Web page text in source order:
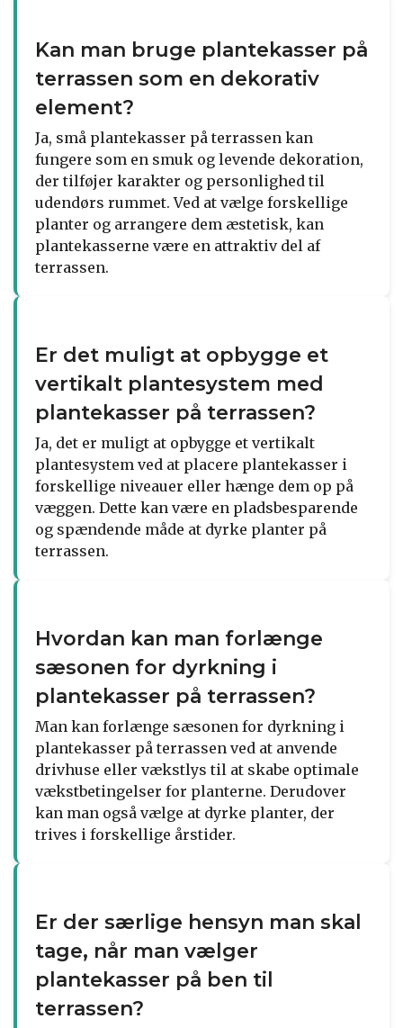
Kan man bruge plantekasser på
terrassen som en dekorativ
element?
Ja, små plantekasser på terrassen kan
fungere som en smuk og levende dekoration,
der tilføjer karakter og personlighed til
udendørs rummet. Ved at vælge forskellige
planter og arrangere dem æstetisk, kan
plantekasserne være en attraktiv del af
terrassen.
Er det muligt at opbygge et
vertikalt plantesystem med
plantekasser på terrassen?
Ja, det er muligt at opbygge et vertikalt
plantesystem ved at placere plantekasser i
forskellige niveauer eller hænge dem op på
væggen. Dette kan være en pladsbesparende
og spændende måde at dyrke planter på
terrassen.
Hvordan kan man forlænge
sæsonen for dyrkning i
plantekasser på terrassen?
Man kan forlænge sæsonen for dyrkning i
plantekasser på terrassen ved at anvende
drivhuse eller vækstlys til at skabe optimale
vækstbetingelser for planterne. Derudover
kan man også vælge at dyrke planter, der
trives i forskellige årstider.
Er der særlige hensyn man skal
tage, når man vælger
plantekasser på ben til
terrassen?